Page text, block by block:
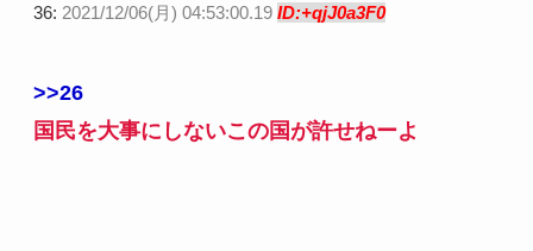
36: 2021/12/06(月) 04:53:00.19 ID:+qjJ0a3F0
>>26
国民を大事にしないこの国が許せねーよ